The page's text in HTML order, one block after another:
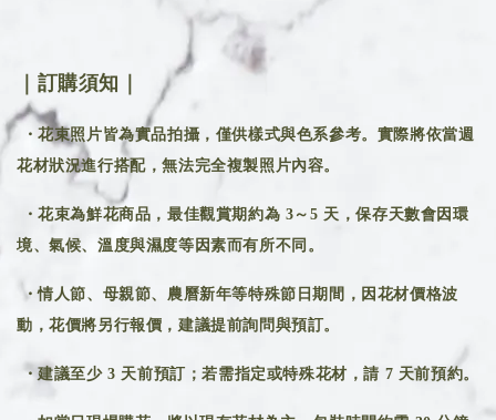
｜訂購須知｜
・花束照片皆為實品拍攝，僅供樣式與色系參考。實際將依當週
花材狀況進行搭配，無法完全複製照片內容。
・花束為鮮花商品，最佳觀賞期約為 3～5 天，保存天數會因環
境、氣候、溫度與濕度等因素而有所不同。
・情人節、母親節、農曆新年等特殊節日期間，因花材價格波
動，花價將另行報價，建議提前詢問與預訂。
・建議至少 3 天前預訂；若需指定或特殊花材，請 7 天前預約。